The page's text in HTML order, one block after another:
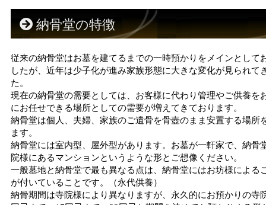
納骨堂の特徴
従来の納骨堂はお墓を建てるまでの一時預かりをメインとして
したが、近年は少子化が進み家族形態に大きな変化が見られて
た。
現在の納骨堂の需要としては、お客様に代わり管理やご供養を
にお任せできる場所としての需要が増えてきております。
納骨堂は個人、夫婦、家族のご遺骨を骨壺のまま安置する場所
ます。
納骨堂には室内型、屋外型があります。お墓が一軒家で、納骨
院様にあるマンションというような形とご想像ください。
一般墓地と納骨堂で最も異なる点は、納骨堂にはお坊様による
が付いていることです。（永代供養）
納骨期間は寺院様により異なりますが、永久的にお預かりの寺